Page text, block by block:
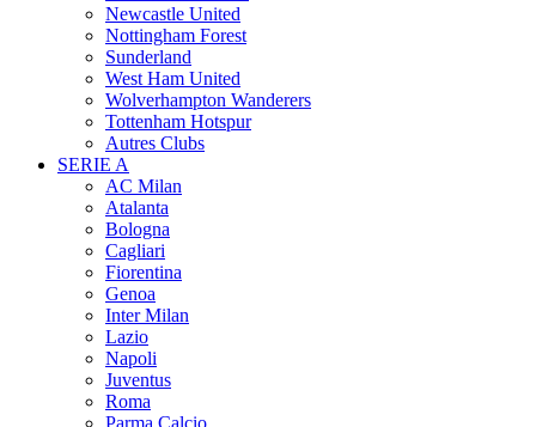
Newcastle United
Nottingham Forest
Sunderland
West Ham United
Wolverhampton Wanderers
Tottenham Hotspur
Autres Clubs
SERIE A
AC Milan
Atalanta
Bologna
Cagliari
Fiorentina
Genoa
Inter Milan
Lazio
Napoli
Juventus
Roma